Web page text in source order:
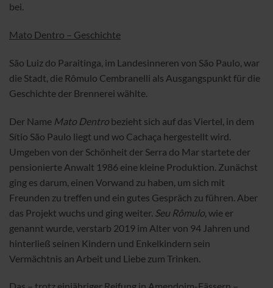
bei.
Mato Dentro – Geschichte
São Luiz do Paraitinga, im Landesinneren von São Paulo, war
die Stadt, die Rômulo Cembranelli als Ausgangspunkt für die
Geschichte der Brennerei wählte.
Der Name Mato Dentro bezieht sich auf das Viertel, in dem
Sítio São Paulo liegt und wo Cachaça hergestellt wird.
Umgeben von der Schönheit der Serra do Mar startete der
pensionierte Anwalt 1986 eine kleine Produktion. Zunächst
ging es darum, einen Vorwand zu haben, um sich mit
Freunden zu treffen und ein gutes Gespräch zu führen. Aber
das Projekt wuchs und ging weiter. Seu Rômulo , wie er
genannt wurde, verstarb 2019 im Alter von 94 Jahren und
hinterließ seinen Kindern und Enkelkindern sein
Vermächtnis an Arbeit und Liebe zum Trinken.